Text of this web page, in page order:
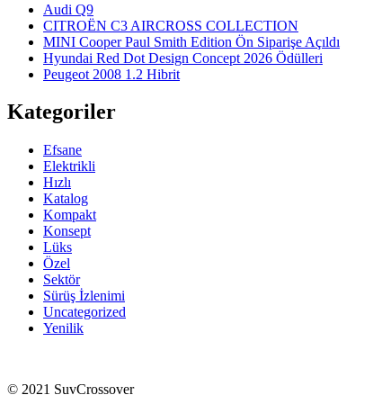
Audi Q9
CITROËN C3 AIRCROSS COLLECTION
MINI Cooper Paul Smith Edition Ön Siparişe Açıldı
Hyundai Red Dot Design Concept 2026 Ödülleri
Peugeot 2008 1.2 Hibrit
Kategoriler
Efsane
Elektrikli
Hızlı
Katalog
Kompakt
Konsept
Lüks
Özel
Sektör
Sürüş İzlenimi
Uncategorized
Yenilik
© 2021 SuvCrossover